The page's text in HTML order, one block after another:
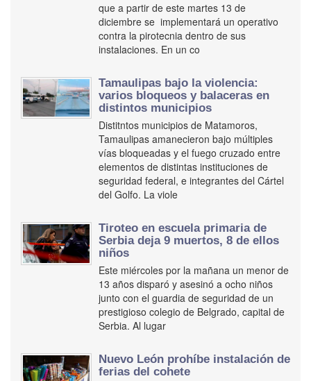
que a partir de este martes 13 de
diciembre se implementará un operativo
contra la pirotecnia dentro de sus
instalaciones. En un co
Tamaulipas bajo la violencia:
varios bloqueos y balaceras en
distintos municipios
Distitntos municipios de Matamoros,
Tamaulipas amanecieron bajo múltiples
vías bloqueadas y el fuego cruzado entre
elementos de distintas instituciones de
seguridad federal, e integrantes del Cártel
del Golfo. La viole
Tiroteo en escuela primaria de
Serbia deja 9 muertos, 8 de ellos
niños
Este miércoles por la mañana un menor de
13 años disparó y asesinó a ocho niños
junto con el guardia de seguridad de un
prestigioso colegio de Belgrado, capital de
Serbia. Al lugar
Nuevo León prohíbe instalación de
ferias del cohete